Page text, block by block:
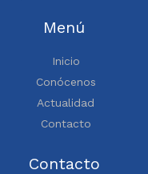
Menú
Inicio
Conócenos
Actualidad
Contacto
Contacto